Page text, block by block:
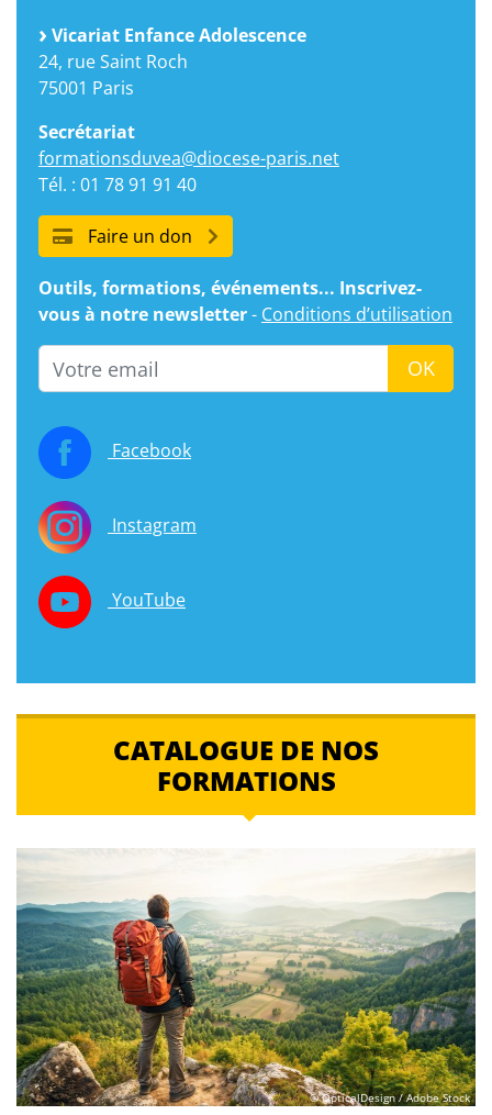
Vicariat Enfance Adolescence
24, rue Saint Roch
75001 Paris
Secrétariat
formationsduvea@diocese-paris.net
Tél. : 01 78 91 91 40
Faire un don
Outils, formations, événements... Inscrivez-
vous à notre newsletter- Conditions d’utilisation
Email
OK
Facebook
Instagram
YouTube
CATALOGUE DE NOS
FORMATIONS
© OpticalDesign / Adobe Stock